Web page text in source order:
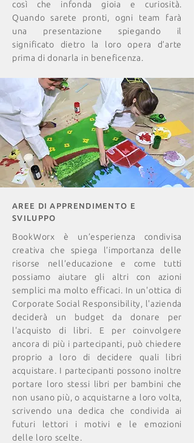
così che infonda gioia e curiosità.
Quando sarete pronti, ogni team farà
una presentazione spiegando il
significato dietro la loro opera d’arte
prima di donarla in beneficenza.
AREE DI APPRENDIMENTO E
SVILUPPO
BookWorx è un’esperienza condivisa
creativa che spiega l’importanza delle
risorse nell’educazione e come tutti
possiamo aiutare gli altri con azioni
semplici ma molto efficaci. In un'ottica di
Corporate Social Responsibility, l'azienda
deciderà un budget da donare per
l'acquisto di libri. E per coinvolgere
ancora di più i partecipanti, può chiedere
proprio a loro di decidere quali libri
acquistare. I partecipanti possono inoltre
portare loro stessi libri per bambini che
non usano più, o acquistarne a loro volta,
scrivendo una dedica che condivida ai
futuri lettori i motivi e le emozioni
delle loro scelte.